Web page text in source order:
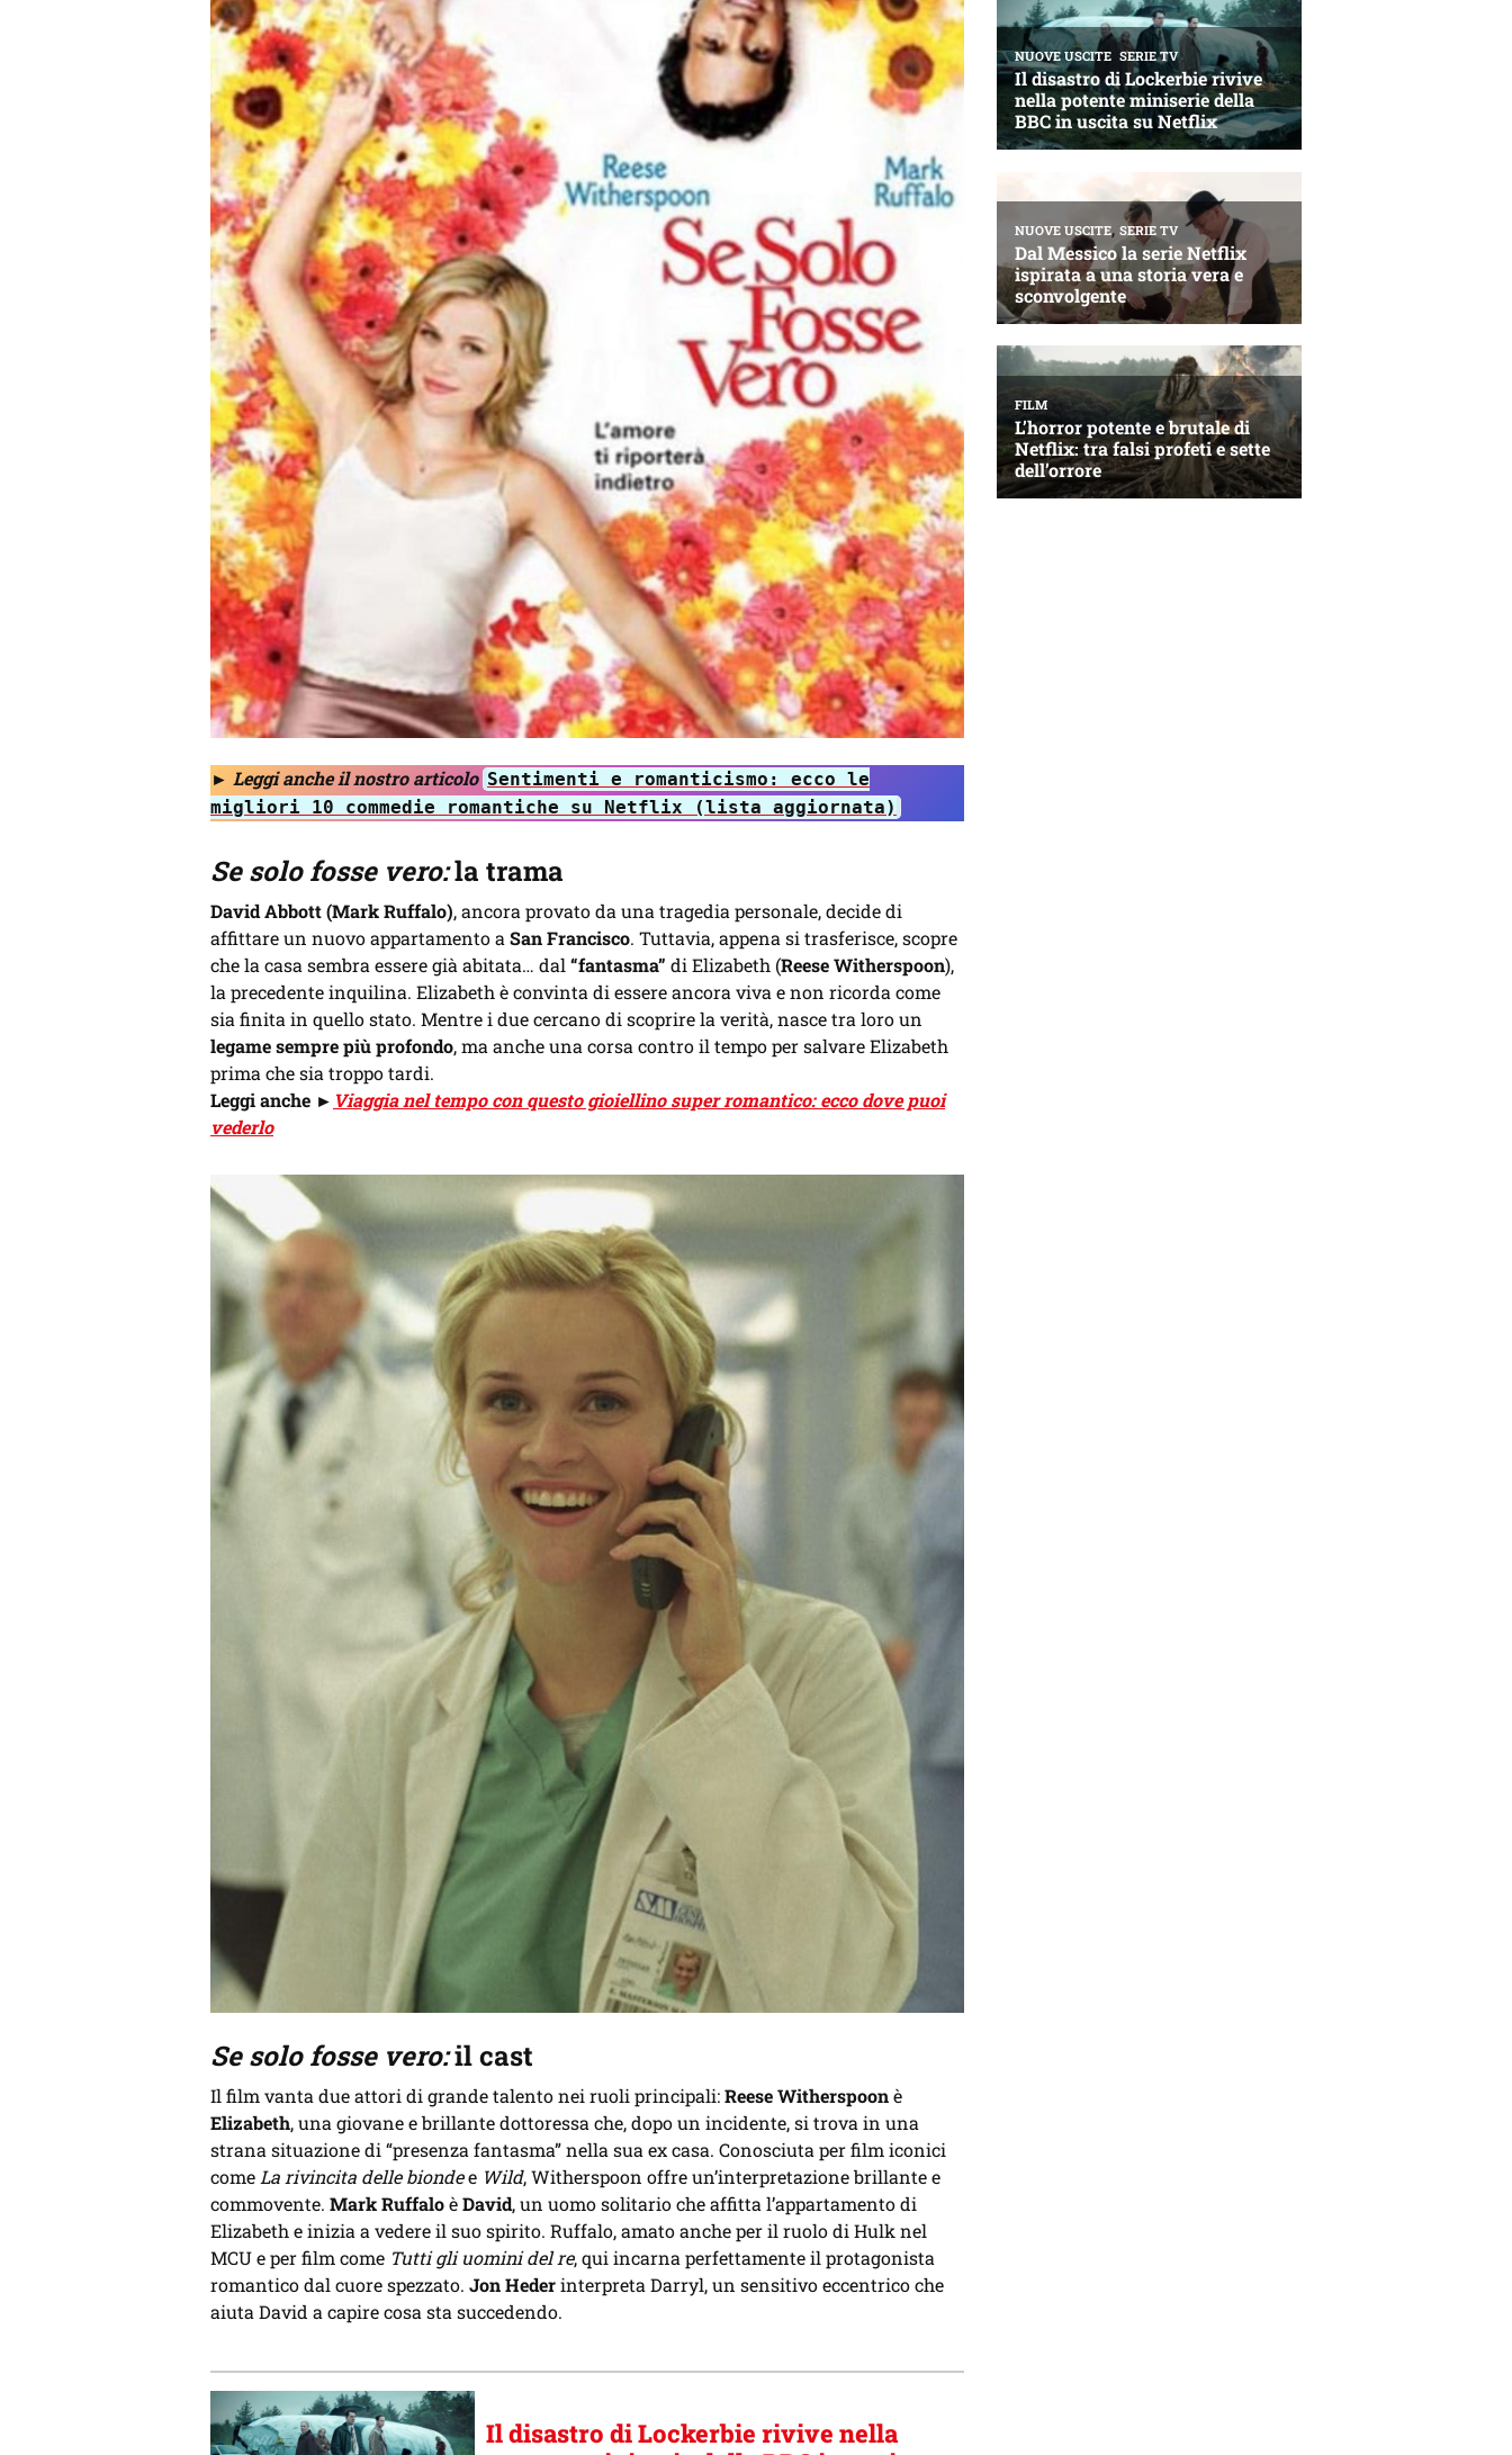
► Leggi anche il nostro articolo Sentimenti e romanticismo: ecco le
migliori 10 commedie romantiche su Netflix (lista aggiornata)
Se solo fosse vero:la trama
David Abbott (Mark Ruffalo), ancora provato da una tragedia personale, decide di
affittare un nuovo appartamento aSan Francisco. Tuttavia, appena si trasferisce, scopre
che la casa sembra essere già abitata… dal“fantasma” di Elizabeth (Reese Witherspoon),
la precedente inquilina. Elizabeth è convinta di essere ancora viva e non ricorda come
sia finita in quello stato. Mentre i due cercano di scoprire la verità, nasce tra loro un
legame sempre più profondo, ma anche una corsa contro il tempo per salvare Elizabeth
prima che sia troppo tardi.
Leggi anche ► Viaggia nel tempo con questo gioiellino super romantico: ecco dove puoi
vederlo
Se solo fosse vero:il cast
Il film vanta due attori di grande talento nei ruoli principali:Reese Witherspoonè
Elizabeth, una giovane e brillante dottoressa che, dopo un incidente, si trova in una
strana situazione di “presenza fantasma” nella sua ex casa. Conosciuta per film iconici
come La rivincita delle biondee Wild, Witherspoon offre un’interpretazione brillante e
commovente. Mark RuffaloèDavid, un uomo solitario che affitta l’appartamento di
Elizabeth e inizia a vedere il suo spirito. Ruffalo, amato anche per il ruolo di Hulk nel
MCU e per film come Tutti gli uomini del re, qui incarna perfettamente il protagonista
romantico dal cuore spezzato. Jon Hederinterpreta Darryl, un sensitivo eccentrico che
aiuta David a capire cosa sta succedendo.
Il disastro di Lockerbie rivive nella